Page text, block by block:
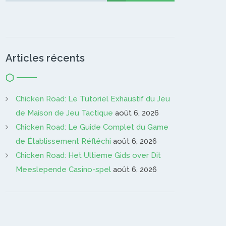
Articles récents
Chicken Road: Le Tutoriel Exhaustif du Jeu
de Maison de Jeu Tactique août 6, 2026
Chicken Road: Le Guide Complet du Game
de Établissement Réfléchi août 6, 2026
Chicken Road: Het Ultieme Gids over Dit
Meeslepende Casino-spel août 6, 2026